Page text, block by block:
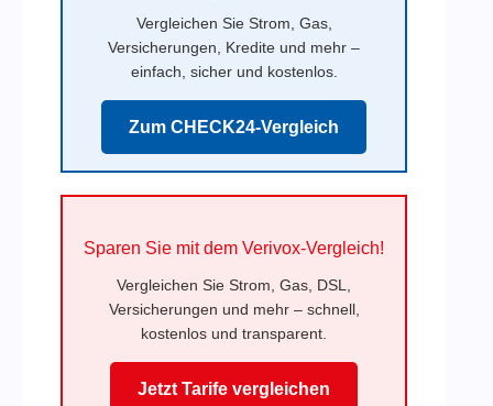
Vergleichen Sie Strom, Gas,
Versicherungen, Kredite und mehr –
einfach, sicher und kostenlos.
Zum CHECK24-Vergleich
Sparen Sie mit dem Verivox-Vergleich!
Vergleichen Sie Strom, Gas, DSL,
Versicherungen und mehr – schnell,
kostenlos und transparent.
Jetzt Tarife vergleichen